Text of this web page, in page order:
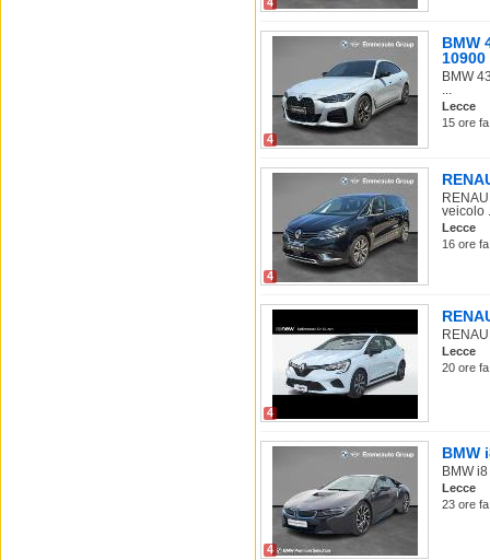
4
BMW
10900
BMW
...
Lecce
15 ore
4
veicolo
Lecce
16 ore
4
Lecce
20 ore
4
BMW
BMW
Lecce
23 ore